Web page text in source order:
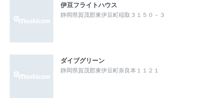
伊豆フライトハウス
静岡県賀茂郡東伊豆町稲取３１５０－３
ダイブグリーン
静岡県賀茂郡東伊豆町奈良本１１２１